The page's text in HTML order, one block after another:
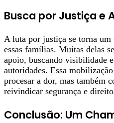
Busca por Justiça e
A luta por justiça se torna
essas famílias. Muitas delas
apoio, buscando visibilidade
autoridades. Essa
procesar a dor, mas também
reivindicar segurança e
Conclusão: Um